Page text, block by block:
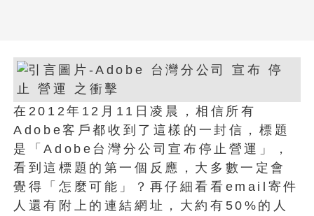
在2012年12月11日凌晨，相信所有
Adobe客戶都收到了這樣的一封信，標題
是「Adobe台灣分公司宣布停止營運」，
看到這標題的第一個反應，大多數一定會
覺得「怎麼可能」？再仔細看看email寄件
人還有附上的連結網址，大約有50%的人